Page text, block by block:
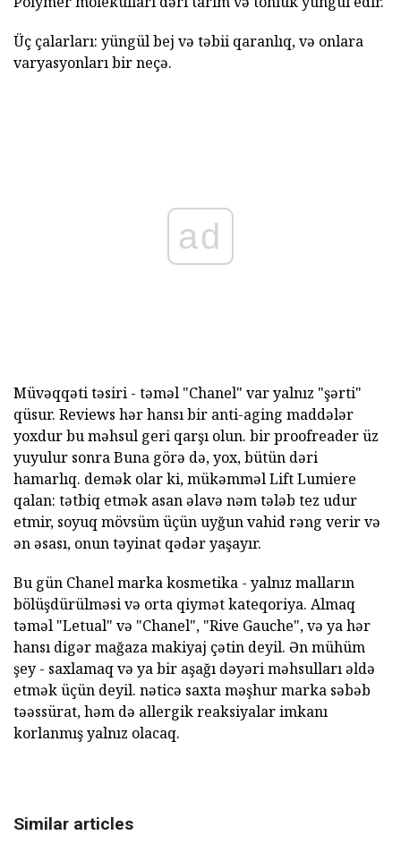
Üç çalarları: yüngül bej və təbii qaranlıq, və onlara
varyasyonları bir neçə.
ad
Müvəqqəti təsiri - təməl "Chanel" var yalnız "şərti"
qüsur. Reviews hər hansı bir anti-aging maddələr
yoxdur bu məhsul geri qarşı olun. bir proofreader üz
yuyulur sonra Buna görə də, yox, bütün dəri
hamarlıq. demək olar ki, mükəmməl Lift Lumiere
qalan: tətbiq etmək asan əlavə nəm tələb tez udur
etmir, soyuq mövsüm üçün uyğun vahid rəng verir və
ən əsası, onun təyinat qədər yaşayır.
Bu gün Chanel marka kosmetika - yalnız malların
bölüşdürülməsi və orta qiymət kateqoriya. Almaq
təməl "Letual" və "Chanel", "Rive Gauche", və ya hər
hansı digər mağaza makiyaj çətin deyil. Ən mühüm
şey - saxlamaq və ya bir aşağı dəyəri məhsulları əldə
etmək üçün deyil. nəticə saxta məşhur marka səbəb
təəssürat, həm də allergik reaksiyalar imkanı
korlanmış yalnız olacaq.
Similar articles